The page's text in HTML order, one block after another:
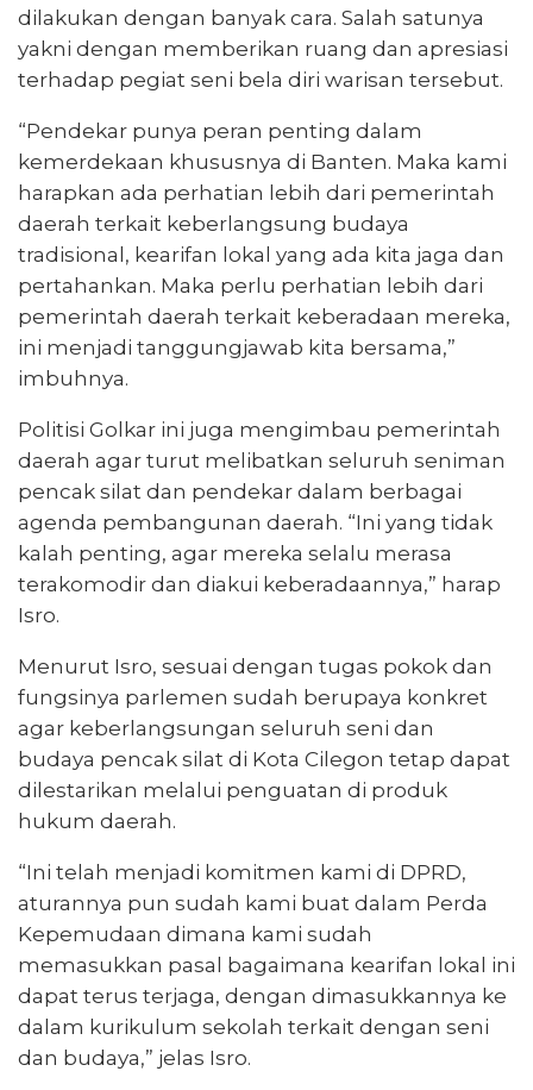
dilakukan dengan banyak cara. Salah satunya
yakni dengan memberikan ruang dan apresiasi
terhadap pegiat seni bela diri warisan tersebut.
“Pendekar punya peran penting dalam
kemerdekaan khususnya di Banten. Maka kami
harapkan ada perhatian lebih dari pemerintah
daerah terkait keberlangsung budaya
tradisional, kearifan lokal yang ada kita jaga dan
pertahankan. Maka perlu perhatian lebih dari
pemerintah daerah terkait keberadaan mereka,
ini menjadi tanggungjawab kita bersama,”
imbuhnya.
Politisi Golkar ini juga mengimbau pemerintah
daerah agar turut melibatkan seluruh seniman
pencak silat dan pendekar dalam berbagai
agenda pembangunan daerah. “Ini yang tidak
kalah penting, agar mereka selalu merasa
terakomodir dan diakui keberadaannya,” harap
Isro.
Menurut Isro, sesuai dengan tugas pokok dan
fungsinya parlemen sudah berupaya konkret
agar keberlangsungan seluruh seni dan
budaya pencak silat di Kota Cilegon tetap dapat
dilestarikan melalui penguatan di produk
hukum daerah.
“Ini telah menjadi komitmen kami di DPRD,
aturannya pun sudah kami buat dalam Perda
Kepemudaan dimana kami sudah
memasukkan pasal bagaimana kearifan lokal ini
dapat terus terjaga, dengan dimasukkannya ke
dalam kurikulum sekolah terkait dengan seni
dan budaya,” jelas Isro.